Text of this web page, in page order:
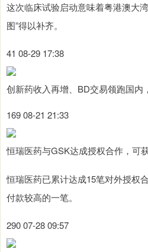
这次临床试验启动意味着粤港澳大
图”得以补齐。
41 08-29 17:38
创新药收入再增、BD交易领跑国内
169 08-21 21:33
恒瑞医药与GSK达成授权合作，可
恒瑞医药已累计达成15笔对外授权
付款较高的一笔。
290 07-28 09:57